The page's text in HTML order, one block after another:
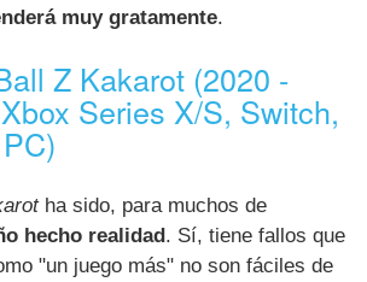
muy gratamente.
Z Kakarot (2020 -
Series X/S, Switch,
ha sido, para muchos de
hecho realidad . Sí, tiene fallos que
"un juego más" no son fáciles de